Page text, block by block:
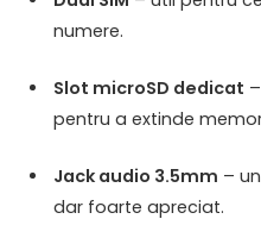
numere.
Slot microSD dedicat
pentru a extinde
Jack audio 3.5mm –
dar foarte apreciat.